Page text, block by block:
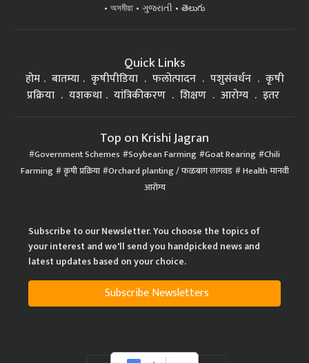
অসমীয়া
ગુજરાતી తెలుగు
Quick Links
होम बातम्या कृषीपीडिया फलोत्पादन पशुसंवर्धन
कृषी
प्रक्रिया
यशकथा यांत्रिकीकरण शिक्षण आरोग्य इतर
Top on Krishi Jagran
Government Schemes Soybean Farming Goat Rearing Chili
Farming कृषी प्रक्रिया Orchard planting / फळबाग लागवड Health मानवी
आरोग्य
Subscribe to our Newsletter. You choose the topics of
your interest and we'll send you handpicked news and
latest updates based on your choice.
Subscribe Newsletters